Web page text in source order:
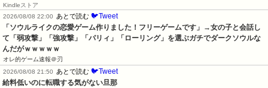
Kindleストア
2026/08/08 22:00
あとで読む 🐦Tweet
「ソウルライクの恋愛ゲーム作りました！フリーゲームです」→女の子と会話し
て「弱攻撃」「強攻撃」「パリィ」「ローリング」を選ぶガチでダークソウルな
んだがｗｗｗｗｗ
オレ的ゲーム速報＠刃
2026/08/08 21:50
あとで読む 🐦Tweet
給料低いのに転職する気がない旦那